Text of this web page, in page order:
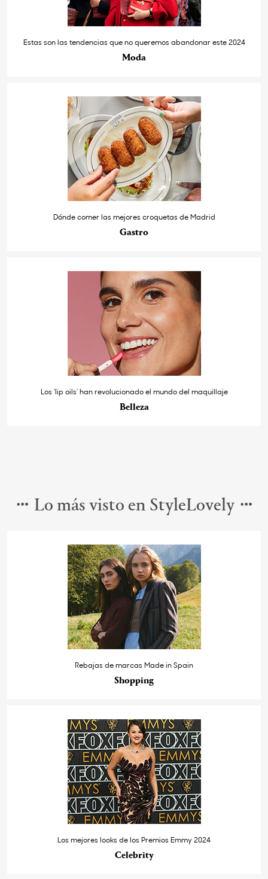
Estas son las tendencias que no queremos abandonar este 2024
Moda
Dónde comer las mejores croquetas de Madrid
Gastro
Los ‘lip oils’ han revolucionado el mundo del maquillaje
Belleza
Lo más visto en StyleLovely
Rebajas de marcas Made in Spain
Shopping
Los mejores looks de los Premios Emmy 2024
Celebrity